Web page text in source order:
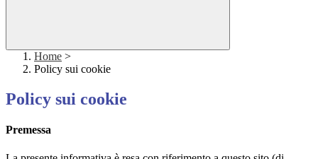
Home >
Policy sui cookie
Policy sui cookie
Premessa